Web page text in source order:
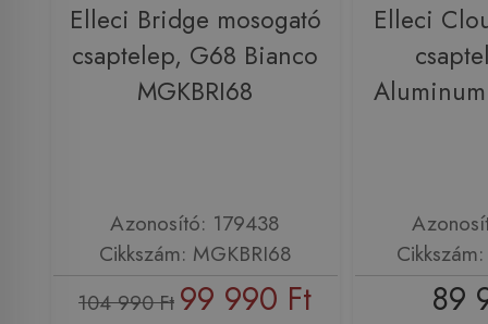
Elleci Bridge mosogató
csaptelep, G68 Bianco
MGKBRI68
Azonosító: 179438
Cikkszám: MGKBRI68
104 990 Ft 99 990 Ft
Elleci
89